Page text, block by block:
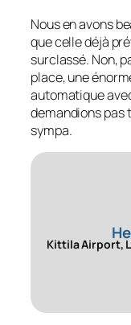
Nous en avons
que celle déjà
surclassé. Non,
place, une
automatique
demandions pas
sympa.
Kittila Airport,